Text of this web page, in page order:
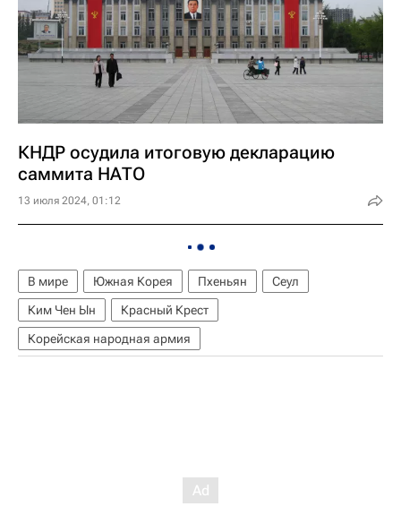
КНДР осудила итоговую декларацию
саммита НАТО
13 июля 2024, 01:12
В мире Южная Корея Пхеньян
Сеул
Ким Чен Ын
Красный Крест
Корейская народная армия